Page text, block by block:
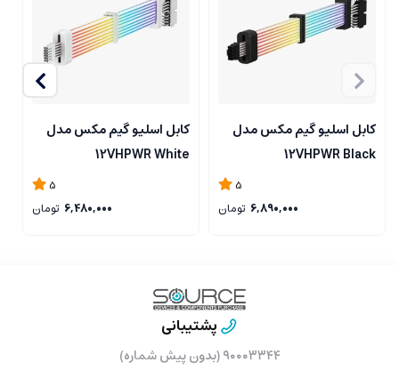
کابل اسلیو گیم مکس مدل
12VHPWR Black
5
6,890,000 تومان
کابل اسلیو گیم مکس مدل
12VHPWR White
5
6,480,000 تومان
پشتیبانی
۹۰۰۰۳۳۴۴ (بدون پیش شماره)